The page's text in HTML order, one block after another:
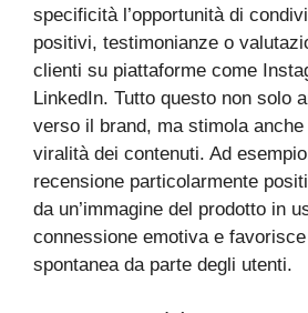
specificità l’opportunità di
positivi, testimonianze o
clienti su piattaforme come
LinkedIn. Tutto questo non solo
verso il brand, ma stimola anche
viralità dei contenuti. Ad
recensione particolarmente
da un’immagine del prodotto in
connessione emotiva e
spontanea da parte degli utenti.